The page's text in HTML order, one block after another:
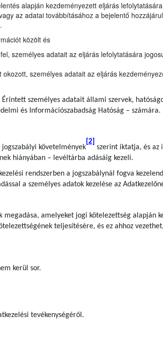
alapján kezdeményezett eljárás
az adatai továbbításához a bejelentő
közölt és
személyes adatait az eljárás lefolytatására
személyes adatait az eljárás
személyes adatait állami szervek,
és Információszabadság Hatóság – számára.
követelmények
[2]
szerint iktatja, és az
hiányában – levéltárba adásáig kezeli.
rendszerben a jogszabálynál fogva
a személyes adatok kezelése az
amelyeket jogi kötelezettség alapján
teljesítésére, és ez ahhoz
kerül sor.
tevékenységéről.